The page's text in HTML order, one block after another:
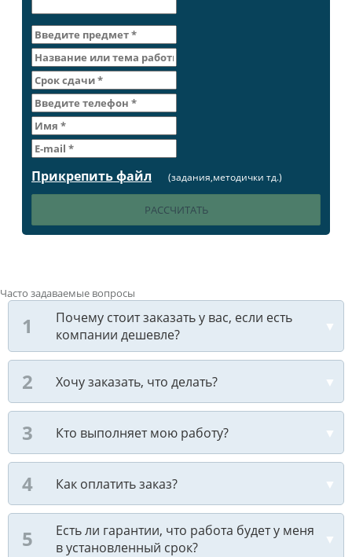
Прикрепить файл (задания,методички тд.)
Часто задаваемые вопросы
Почему стоит заказать у вас, если есть
компании дешевле?
Хочу заказать, что делать?
Кто выполняет мою работу?
Как оплатить заказ?
Есть ли гарантии, что работа будет у меня
в установленный срок?